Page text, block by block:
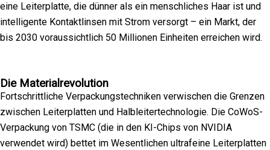
eine Leiterplatte, die dünner als ein menschliches Haar ist und
intelligente Kontaktlinsen mit Strom versorgt – ein Markt, der
bis 2030 voraussichtlich 50 Millionen Einheiten erreichen wird.
Die Materialrevolution
Fortschrittliche Verpackungstechniken verwischen die Grenzen
zwischen Leiterplatten und Halbleitertechnologie. Die CoWoS-
Verpackung von TSMC (die in den KI-Chips von NVIDIA
verwendet wird) bettet im Wesentlichen ultrafeine Leiterplatten